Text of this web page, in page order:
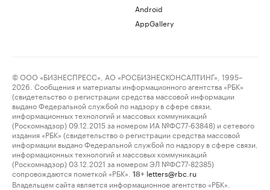
Android
AppGallery
© ООО «БИЗНЕСПРЕСС», АО «РОСБИЗНЕСКОНСАЛТИНГ», 1995–
2026. Сообщения и материалы информационного агентства «РБК»
(свидетельство о регистрации средства массовой информации
выдано Федеральной службой по надзору в сфере связи,
информационных технологий и массовых коммуникаций
(Роскомнадзор) 09.12.2015 за номером ИА №ФС77-63848) и сетевого
издания «РБК» (свидетельство о регистрации средства массовой
информации выдано Федеральной службой по надзору в сфере связи,
информационных технологий и массовых коммуникаций
(Роскомнадзор) 03.12.2021 за номером ЭЛ №ФС77-82385)
сопровождаются пометкой «РБК».
18+ letters@rbc.ru
Владельцем сайта является информационное агентство «РБК».